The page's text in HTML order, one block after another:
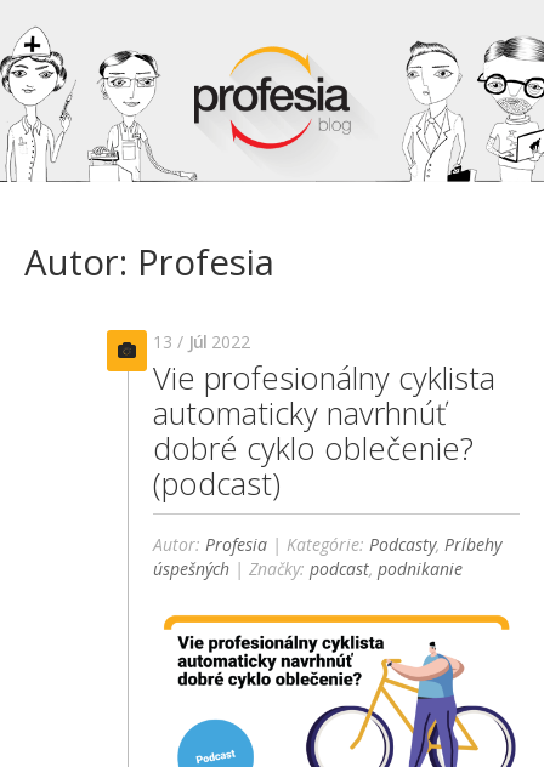
Autor: Profesia
13 / Júl 2022
Vie profesionálny cyklista
automaticky navrhnúť
dobré cyklo oblečenie?
(podcast)
Autor:Profesia | Kategórie:Podcasty,Príbehy
úspešných | Značky:podcast,podnikanie